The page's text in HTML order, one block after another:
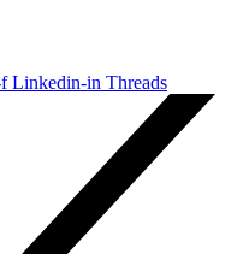
Linkedin-in Threads